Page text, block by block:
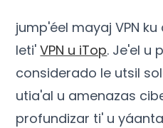
jump'éel mayaj VPN
leti'VPN u iTop. Je'el u
considerado le utsil
utia'al u amenazas
profundizar ti' u